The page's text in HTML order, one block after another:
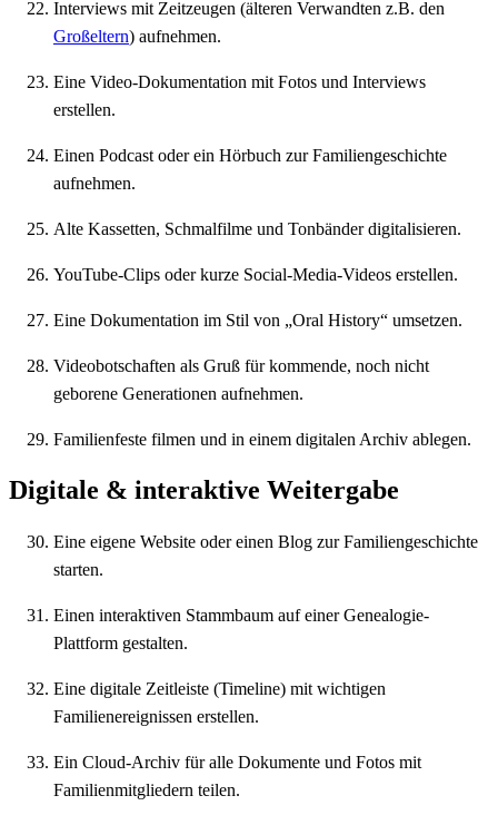
Interviews mit Zeitzeugen (älteren Verwandten z.B. den
Großeltern) aufnehmen.
Eine Video-Dokumentation mit Fotos und Interviews
erstellen.
Einen Podcast oder ein Hörbuch zur Familiengeschichte
aufnehmen.
Alte Kassetten, Schmalfilme und Tonbänder digitalisieren.
YouTube-Clips oder kurze Social-Media-Videos erstellen.
Eine Dokumentation im Stil von „Oral History“ umsetzen.
Videobotschaften als Gruß für kommende, noch nicht
geborene Generationen aufnehmen.
Familienfeste filmen und in einem digitalen Archiv ablegen.
Digitale & interaktive Weitergabe
Eine eigene Website oder einen Blog zur Familiengeschichte
starten.
Einen interaktiven Stammbaum auf einer Genealogie-
Plattform gestalten.
Eine digitale Zeitleiste (Timeline) mit wichtigen
Familienereignissen erstellen.
Ein Cloud-Archiv für alle Dokumente und Fotos mit
Familienmitgliedern teilen.